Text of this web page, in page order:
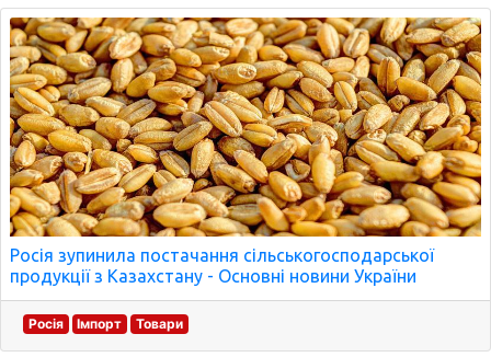
Росія зупинила постачання сільськогосподарської
продукції з Казахстану - Основні новини України
Росія Імпорт Товари